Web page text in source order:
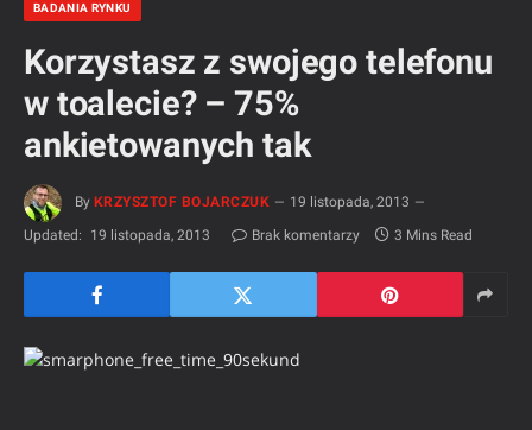
BADANIA RYNKU
Korzystasz z swojego telefonu
w toalecie? – 75%
ankietowanych tak
By KRZYSZTOF BOJARCZUK
19 listopada, 2013
Updated:
19 listopada, 2013 Brak komentarzy 3 Mins Read